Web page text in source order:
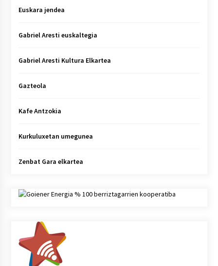
Euskara jendea
Gabriel Aresti euskaltegia
Gabriel Aresti Kultura Elkartea
Gazteola
Kafe Antzokia
Kurkuluxetan umegunea
Zenbat Gara elkartea